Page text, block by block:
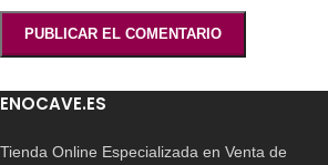
ENOCAVE.ES
Tienda Online Especializada en Venta de